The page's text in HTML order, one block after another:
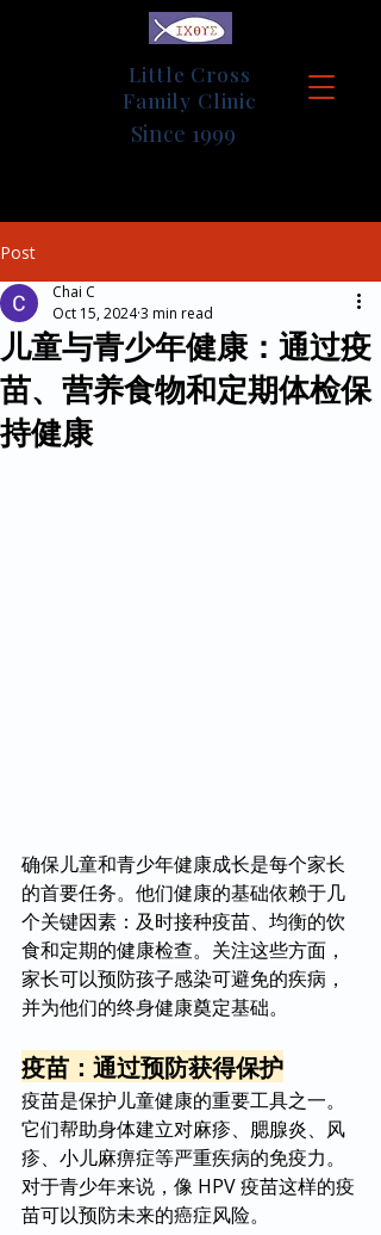
Little Cross
Family Clinic
Since 1999
Post
儿童与青少年健康：通过疫
苗、营养食物和定期体检保
持健康
Chai C
Oct 15, 20243 min read
确保儿童和青少年健康成长是每个家长
的首要任务。他们健康的基础依赖于几
个关键因素：及时接种疫苗、均衡的饮
食和定期的健康检查。关注这些方面，
家长可以预防孩子感染可避免的疾病，
并为他们的终身健康奠定基础。
疫苗：通过预防获得保护
疫苗是保护儿童健康的重要工具之一。
它们帮助身体建立对麻疹、腮腺炎、风
疹、小儿麻痹症等严重疾病的免疫力。
对于青少年来说，像 HPV 疫苗这样的疫
苗可以预防未来的癌症风险。